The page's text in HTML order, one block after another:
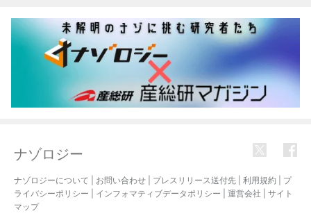
ナゾロジー
ナゾロジーについて お問い合わせ プレスリリース送付先 利用規約
プ
ライバシーポリシー
インフォマティブデータポリシー 運営会社
サイト
マップ